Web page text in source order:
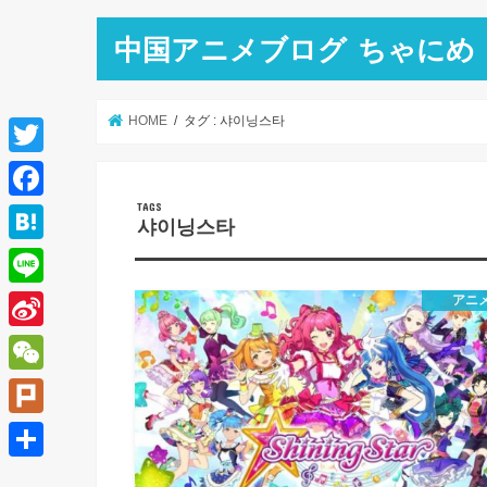
中国アニメブログ ちゃにめ
HOME タグ : 샤이닝스타
샤이닝스타
アニ
T
w
i
t
e
r
F
a
c
e
b
o
o
k
H
a
t
e
a
L
i
n
e
S
i
n
a
W
e
C
P